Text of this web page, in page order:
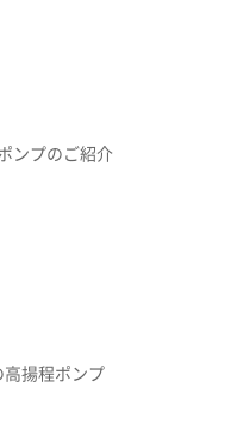
ンプのご紹介
揚程ポンプ